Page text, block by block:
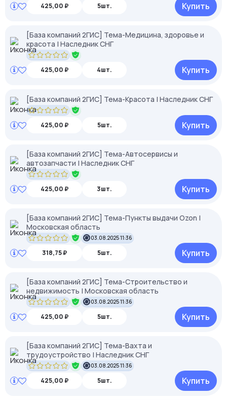
425,00 ₽ 5шт. Купить
[База компаний 2ГИС] Тема-Медицина, здоровье и
красота | Наследник СНГ
425,00 ₽ 4шт. Купить
[База компаний 2ГИС] Тема-Красота | Наследник СНГ
425,00 ₽ 5шт. Купить
[База компаний 2ГИС] Тема-Автосервисы и
автозапчасти | Наследник СНГ
425,00 ₽ 3шт. Купить
[База компаний 2ГИС] Тема-Пункты выдачи Ozon |
Московская область
03.08.2025 11:36
318,75 ₽ 5шт. Купить
[База компаний 2ГИС] Тема-Строительство и
недвижимость | Московская область
03.08.2025 11:36
425,00 ₽ 5шт. Купить
[База компаний 2ГИС] Тема-Вахта и
трудоустройство | Наследник СНГ
03.08.2025 11:36
425,00 ₽ 5шт. Купить